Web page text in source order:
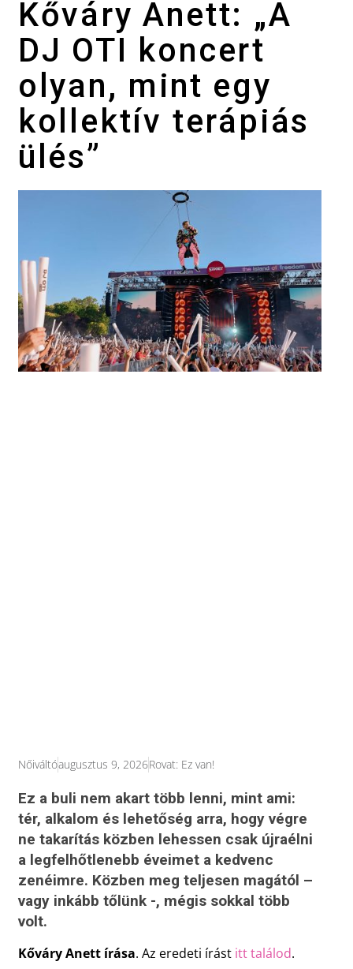
Kőváry Anett: „A
DJ OTI koncert
olyan, mint egy
kollektív terápiás
ülés”
Nőiváltóaugusztus 9, 2026Rovat: Ez van!
Ez a buli nem akart több lenni, mint ami:
tér, alkalom és lehetőség arra, hogy végre
ne takarítás közben lehessen csak újraélni
a legfelhőtlenebb éveimet a kedvenc
zenéimre. Közben meg teljesen magától –
vagy inkább tőlünk -, mégis sokkal több
volt.
Kőváry Anett írása. Az eredeti írástitt találod.